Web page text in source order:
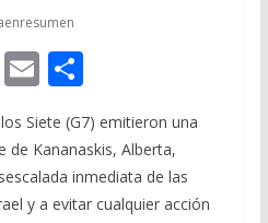
h
E
ai
l
C
m
p
ar
Siete (G7) emitieron una
de Kananaskis, Alberta,
inmediata de las
y a evitar cualquier acción